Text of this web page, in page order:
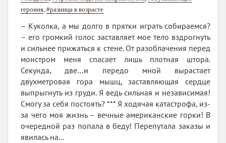
героиня, #разница в возрасте
– Куколка, а мы долго в прятки играть собираемся?
– его громкий голос заставляет мое тело вздрогнуть
и сильнее прижаться к стене. От разоблачения перед
монстром меня спасает лишь плотная штора.
Секунда, две…и передо мной вырастает
двухметровая гора мышц, заставляющая сердце
выпрыгнуть из груди. Я ведь сильная и независимая!
Смогу за себя постоять? *** Я ходячая катастрофа, из-
за чего моя жизнь – вечные американские горки! В
очередной раз попала в беду! Перепутала заказы и
явилась на...